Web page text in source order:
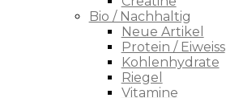
Bio / Nachhaltig
Neue Artikel
Protein / Eiweiss
Kohlenhydrate
Riegel
Vitamine